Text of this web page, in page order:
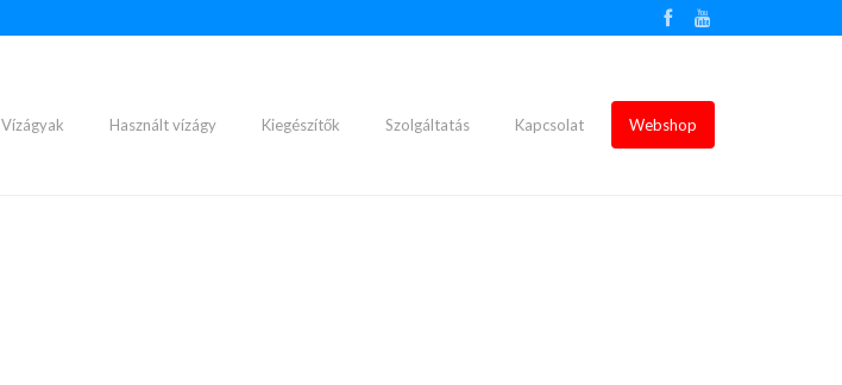
Vízágyak Használt vízágy Kiegészítők Szolgáltatás Kapcsolat Webshop